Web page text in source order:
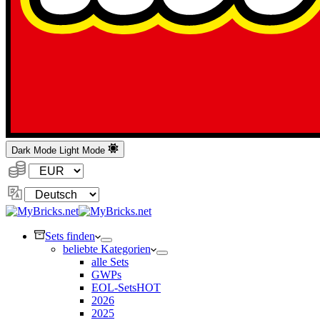
Dark Mode Light Mode
Währung:
Sprache
ändern
Sets finden
beliebte Kategorien
alle Sets
GWPs
EOL-SetsHOT
2026
2025